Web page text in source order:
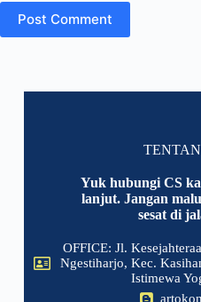
Post Comment
Yuk hubungi CS
lanjut. Jangan
sesat di
OFFICE: Jl.
Ngestiharjo, Kec.
Istimewa